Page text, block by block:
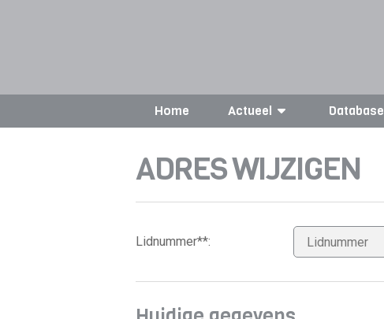
Home Actueel Database
ADRES WIJZIGEN
Lidnummer**: